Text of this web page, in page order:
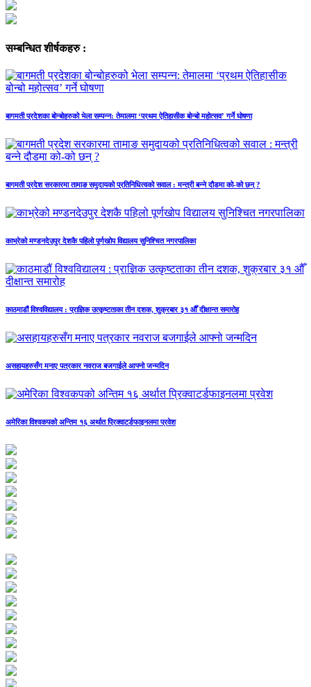
सम्बन्धित शीर्षकहरु :
बागमती प्रदेशका बोन्बोहरुको भेला सम्पन्न: तेमालमा ‘प्रथम ऐतिहासीक बोन्बो महोत्सव’ गर्ने घोषणा
बागमती प्रदेश सरकारमा तामाङ समुदायको प्रतिनिधित्वको सवाल : मन्त्री बन्ने दौडमा को‐को छन् ?
काभ्रेको मण्डनदेउपुर देशकै पहिलो पूर्णखोप विद्यालय सुनिश्चित नगरपालिका
काठमाडौं विश्वविद्यालय : प्राज्ञिक उत्कृष्टताका तीन दशक, शुक्रबार ३१ औँ दीक्षान्त समारोह
असहायहरुसँग मनाए पत्रकार नवराज बजगाईले आफ्नो जन्मदिन
अमेरिका विश्वकपको अन्तिम १६ अर्थात प्रिक्वाटर्डफाइनलमा प्रवेश